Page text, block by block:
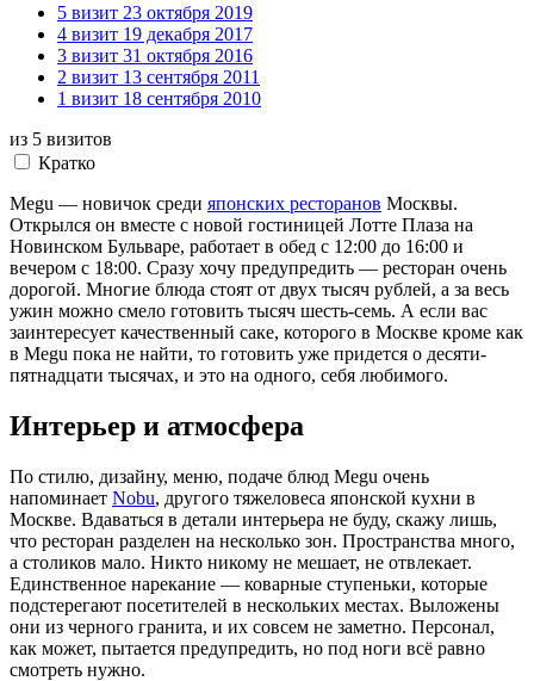
5 визит 23 октября 2019
4 визит 19 декабря 2017
3 визит 31 октября 2016
2 визит 13 сентября 2011
1 визит 18 сентября 2010
из 5 визитов
Кратко
Megu — новичок среди японских ресторанов Москвы.
Открылся он вместе с новой гостиницей Лотте Плаза на
Новинском Бульваре, работает в обед с 12:00 до 16:00 и
вечером с 18:00. Сразу хочу предупредить — ресторан очень
дорогой. Многие блюда стоят от двух тысяч рублей, а за весь
ужин можно смело готовить тысяч шесть-семь. А если вас
заинтересует качественный саке, которого в Москве кроме как
в Megu пока не найти, то готовить уже придется о десяти-
пятнадцати тысячах, и это на одного, себя любимого.
Интерьер и атмосфера
По стилю, дизайну, меню, подаче блюд Megu очень
напоминает Nobu, другого тяжеловеса японской кухни в
Москве. Вдаваться в детали интерьера не буду, скажу лишь,
что ресторан разделен на несколько зон. Пространства много,
а столиков мало. Никто никому не мешает, не отвлекает.
Единственное нарекание — коварные ступеньки, которые
подстерегают посетителей в нескольких местах. Выложены
они из черного гранита, и их совсем не заметно. Персонал,
как может, пытается предупредить, но под ноги всё равно
смотреть нужно.